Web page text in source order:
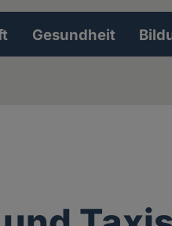
Gesundheit